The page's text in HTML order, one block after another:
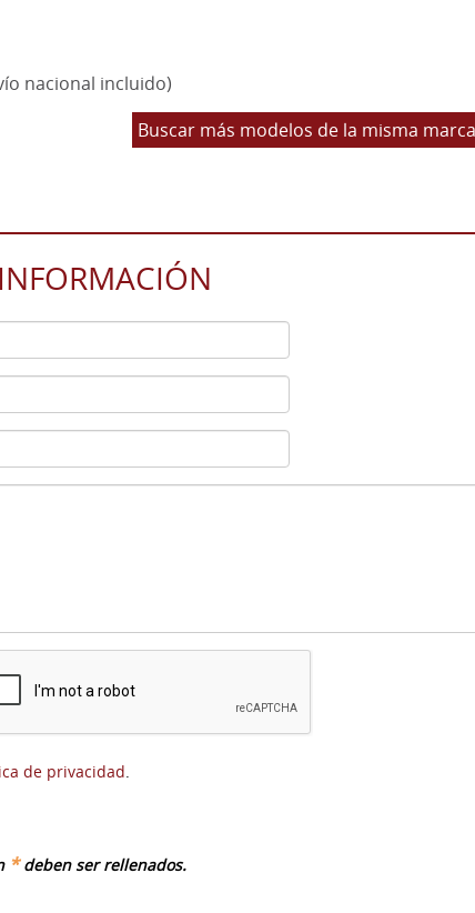
nacional incluido)
Buscar más modelos de la misma marca
de privacidad.
*deben ser rellenados.